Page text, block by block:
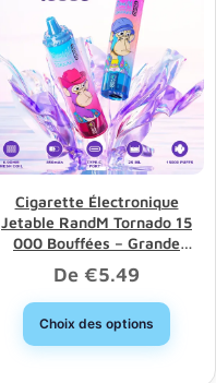
Cigarette Électronique
Jetable RandM Tornado 15
000 Bouffées – Grande
Capacité, Bon Choix, Remise
Sur Les Achats En Gros
De €5.49
Choix des options